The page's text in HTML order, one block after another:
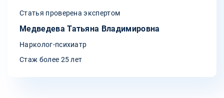
Статья проверена экспертом
Медведева Татьяна Владимировна
Нарколог-психиатр
Стаж более 25 лет